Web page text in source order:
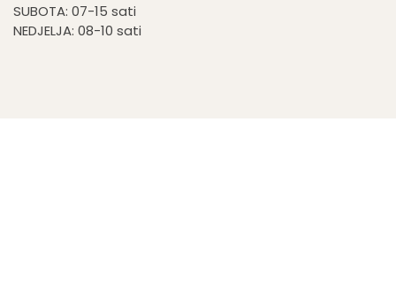
SUBOTA: 07-15 sati
NEDJELJA: 08-10 sati